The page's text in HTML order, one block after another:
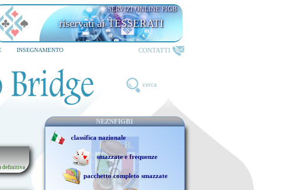
SERVIZI ONLINE FIGB
riservati ai TESSERATI
INSEGNAMENTO CONTATTI
cerca
definitiva
NEZNFIGB1
classifica nazionale
smazzate e frequenze
pacchetto completo smazzate